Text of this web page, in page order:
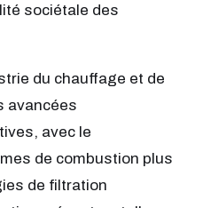
sociétale des
du chauffage et de
avancées
avec le
de combustion plus
de filtration